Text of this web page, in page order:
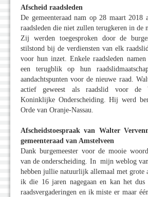
Afscheid raadsleden
De gemeenteraad nam op 28 maart 2018
raadsleden die niet zullen terugkeren in de
Zij werden toegesproken door de
stilstond bij de verdiensten van elk
voor hun inzet. Enkele raadsleden
een terugblik op hun
aandachtspunten voor de nieuwe raad.
actief geweest als raadslid voor de
Koninklijke Onderscheiding. Hij werd
Orde van Oranje-Nassau.
Afscheidstoespraak van Walter
gemeenteraad van Amstelveen
Dank burgemeester voor de mooie
van de onderscheiding. In mijn weblog
hebben jullie natuurlijk allemaal met grote
ik die 16 jaren nagegaan en kan het
raadsvergaderingen en ik miste er maar